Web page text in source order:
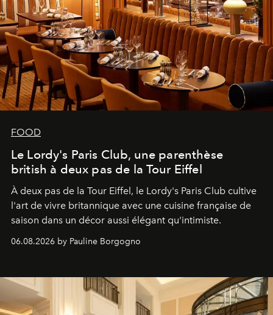
FOOD
Le Lordy's Paris Club, une parenthèse
british à deux pas de la Tour Eiffel
À deux pas de la Tour Eiffel, le Lordy's Paris Club cultive
l'art de vivre britannique avec une cuisine française de
saison dans un décor aussi élégant qu'intimiste.
06.08.2026 by Pauline Borgogno